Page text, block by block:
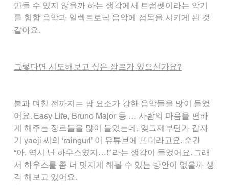
만들 수 있지 않을까 하는 생각에서 트럼펫이라는 악기
를 힙합 음악과 일렉트로닉 음악에 접목을 시키게 된 것
같아요.
그렇다면 시도해보고 싶은 장르가 있으신가요?
불과 며칠 전까지는 팝 요소가 강한 음악들을 많이 들었
어요. Easy Life, Bruno Major 등 … 사람의 마음을 편하
게 해주는 장르들을 많이 들었는데, 엊그제부턴가 갑자
기 yaeji 씨의 ‘raingurl’ 이 유튜브에 뜨더라고요. 순간
“아, 역시 난 하우스였지…!” 라는 생각이 들었어요. 그래
서 하우스를 좀 더 멋지게 해볼 수 있는 방안이 없을까 생
각 해보고 있어요.